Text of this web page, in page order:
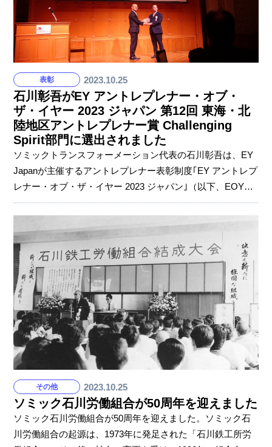
す。上司や同僚からも、たくさんのエールを受け取りまし
表彰 2023.10.25
石川彰吾がEY アントレプレナー・オブ・
ザ・イヤー 2023 ジャパン 第12回 東海・北
陸地区アントレプレナー賞 Challenging
Spirit部門に選出されました
ソミックトランスフォーメーション代表の石川彰吾は、EY
Japanが主催するアントレプレナー表彰制度｢EY アントレプ
レナー・オブ・ザ・イヤー 2023 ジャパン｣（以下、EOY
Japan）の「Challenging Spirit部門」東海・北陸地区代表候
補の一人に選ばれ、10月12日（木）に名古屋市内のホテル
でアワードセレモニーに出席しました。 EOYは起業家表彰
制度で、世界60カ国で開催されています。 東海・北陸地区
代表候補の選出は、EOY Japanの趣旨に賛同する推薦部会
が支援し、アントレプレナーが社会にもたらした長期的価
値などを中心に4つの審査基準（アントレプレナー精神
その他 2023.10.25
ソミック石川労働組合が50周年を迎えました
ソミック石川労働組合が50周年を迎えました。ソミック石
川労働組合の起源は、1973年に発足された「石川鉄工所労